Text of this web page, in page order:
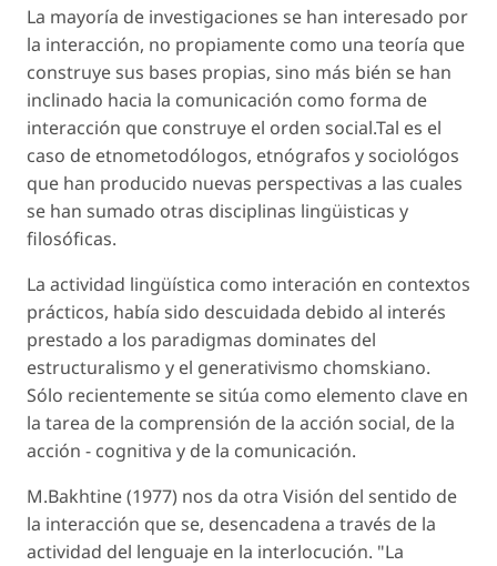
La mayoría de investigaciones se han interesado por
la interacción, no propiamente como una teoría que
construye sus bases propias, sino más bién se han
inclinado hacia la comunicación como forma de
interacción que construye el orden social.Tal es el
caso de etnometodólogos, etnógrafos y sociológos
que han producido nuevas perspectivas a las cuales
se han sumado otras disciplinas lingüisticas y
filosóficas.
La actividad lingüística como interación en contextos
prácticos, había sido descuidada debido al interés
prestado a los paradigmas dominates del
estructuralismo y el generativismo chomskiano.
Sólo recientemente se sitúa como elemento clave en
la tarea de la comprensión de la acción social, de la
acción - cognitiva y de la comunicación.
M.Bakhtine (1977) nos da otra Visión del sentido de
la interacción que se, desencadena a través de la
actividad del lenguaje en la interlocución. "La